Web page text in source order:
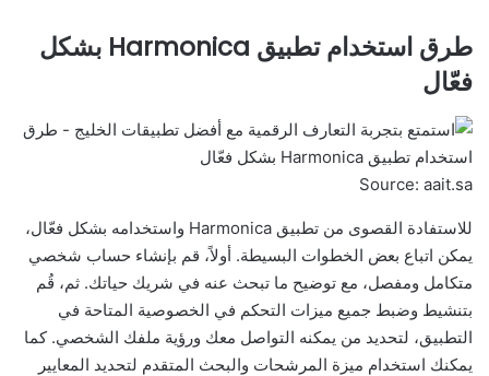
طرق استخدام تطبيق Harmonica بشكل
فعّال
Source: aait.sa
للاستفادة القصوى من تطبيق Harmonica واستخدامه بشكل فعّال،
يمكن اتباع بعض الخطوات البسيطة. أولاً، قم بإنشاء حساب شخصي
متكامل ومفصل، مع توضيح ما تبحث عنه في شريك حياتك. ثم، قُم
بتنشيط وضبط جميع ميزات التحكم في الخصوصية المتاحة في
التطبيق، لتحديد من يمكنه التواصل معك ورؤية ملفك الشخصي. كما
يمكنك استخدام ميزة المرشحات والبحث المتقدم لتحديد المعايير